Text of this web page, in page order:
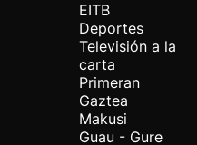
EITB
Deportes
Televisión a la
carta
Primeran
Gaztea
Makusi
Guau - Gure